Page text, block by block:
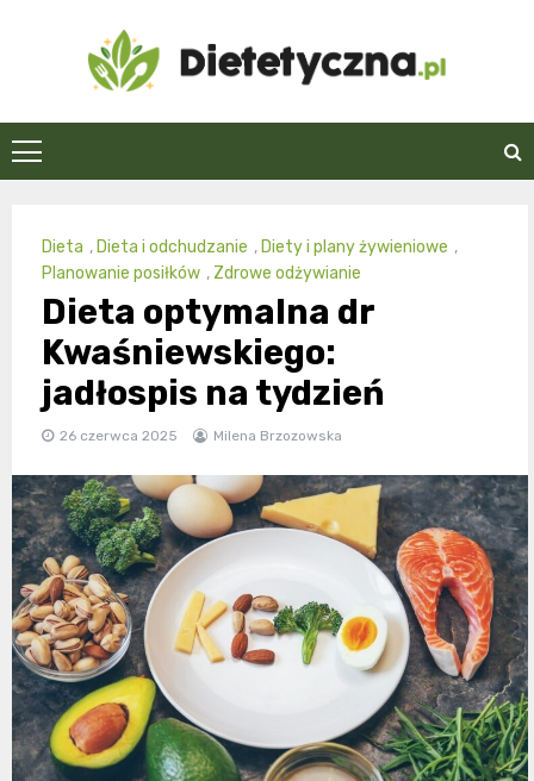
Dietetyczna.pl
Dieta ,Dieta i odchudzanie ,Diety i plany żywieniowe ,
Planowanie posiłków , Zdrowe odżywianie
Dieta optymalna dr
Kwaśniewskiego:
jadłospis na tydzień
26 czerwca 2025 Milena Brzozowska